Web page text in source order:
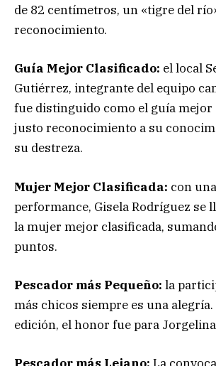
de 82 centímetros, un «tigre del
reconocimiento.
Guía Mejor Clasificado: el local
Gutiérrez, integrante del equipo
fue distinguido como el guía mejor
justo reconocimiento a su
su destreza.
Mujer Mejor Clasificada: con
performance, Gisela Rodríguez se
la mujer mejor clasificada,
puntos.
Pescador más Pequeño: la
más chicos siempre es una alegría.
edición, el honor fue para